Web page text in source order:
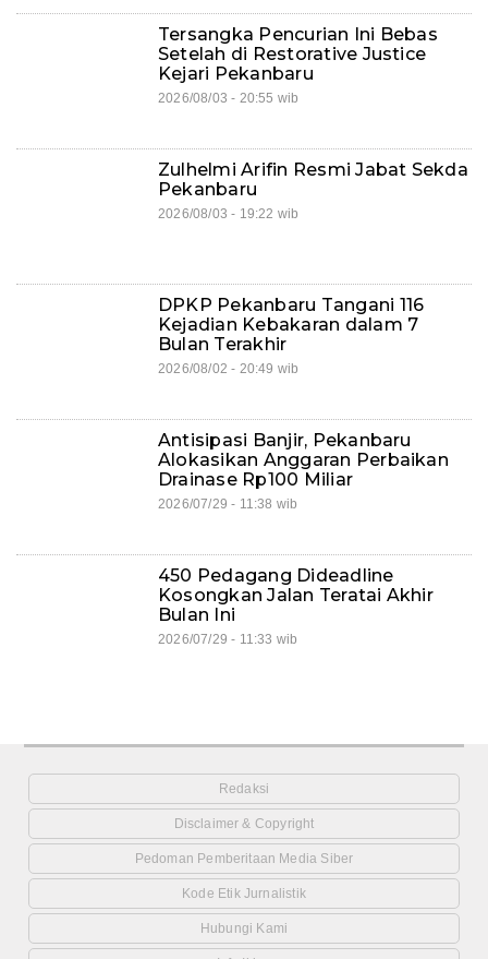
Tersangka Pencurian Ini Bebas
Setelah di Restorative Justice
Kejari Pekanbaru
2026/08/03 - 20:55 wib
Zulhelmi Arifin Resmi Jabat Sekda
Pekanbaru
2026/08/03 - 19:22 wib
DPKP Pekanbaru Tangani 116
Kejadian Kebakaran dalam 7
Bulan Terakhir
2026/08/02 - 20:49 wib
Antisipasi Banjir, Pekanbaru
Alokasikan Anggaran Perbaikan
Drainase Rp100 Miliar
2026/07/29 - 11:38 wib
450 Pedagang Dideadline
Kosongkan Jalan Teratai Akhir
Bulan Ini
2026/07/29 - 11:33 wib
Redaksi
Disclaimer & Copyright
Pedoman Pemberitaan Media Siber
Kode Etik Jurnalistik
Hubungi Kami